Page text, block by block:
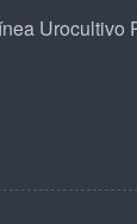
Urocultivo